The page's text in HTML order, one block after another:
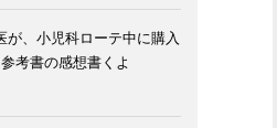
が、小児科ローテ中に購入
考書の感想書くよ